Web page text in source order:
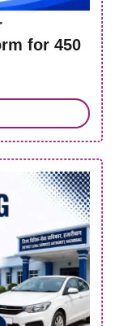
for 450